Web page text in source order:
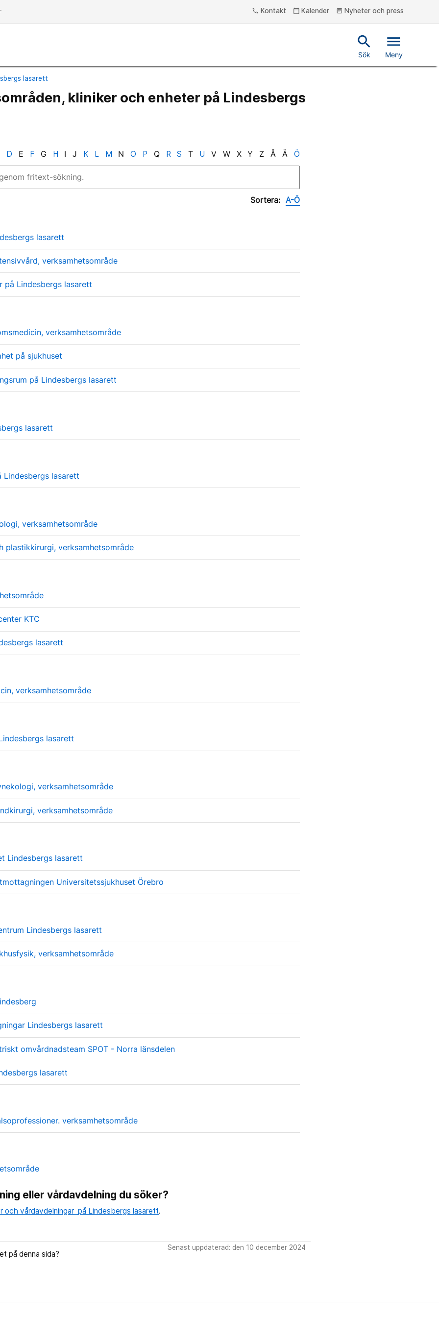
phone Kontakt calendar_today Kalender article Nyheter och press
search
Sök
menu
Meny
lasarett
kliniker och enheter på Lindesbergs
D E F G H I J K L M N O P Q R S T U V W X Y Z Å Ä Ö
Sortera: A-Ö
lasarett
verksamhetsområde
på Lindesbergs lasarett
verksamhetsområde
på sjukhuset
på Lindesbergs lasarett
lasarett
Lindesbergs lasarett
verksamhetsområde
plastikkirurgi, verksamhetsområde
KTC
lasarett
verksamhetsområde
lasarett
verksamhetsområde
verksamhetsområde
Lindesbergs lasarett
Universitetssjukhuset Örebro
Lindesbergs lasarett
verksamhetsområde
Lindesbergs lasarett
omvårdnadsteam SPOT - Norra länsdelen
lasarett
verksamhetsområde
eller vårdavdelning du söker?
och vårdavdelningar på Lindesbergs lasarett.
på denna sida?
Senast uppdaterad: den 10 december 2024